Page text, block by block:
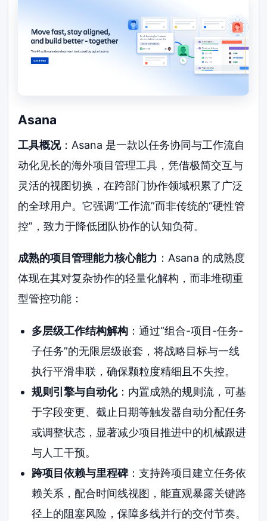
Asana
工具概况：Asana 是一款以任务协同与工作流自
动化见长的海外项目管理工具，凭借极简交互与
灵活的视图切换，在跨部门协作领域积累了广泛
的全球用户。它强调“工作流”而非传统的“硬性管
控”，致力于降低团队协作的认知负荷。
成熟的项目管理能力核心能力 ：Asana 的成熟度
体现在其对复杂协作的轻量化解构，而非堆砌重
型管控功能：
多层级工作结构解构：通过“组合-项目-任务-
子任务”的无限层级嵌套，将战略目标与一线
执行平滑串联，确保颗粒度精细且不失控。
规则引擎与自动化：内置成熟的规则流，可基
于字段变更、截止日期等触发器自动分配任务
或调整状态，显著减少项目推进中的机械跟进
与人工干预。
跨项目依赖与里程碑：支持跨项目建立任务依
赖关系，配合时间线视图，能直观暴露关键路
径上的阻塞风险，保障多线并行的交付节奏。